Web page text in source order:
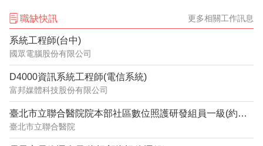
職缺快訊 更多相關工作訊息
系統工程師(台中)
國眾電腦股份有限公司
D4000資訊系統工程師(電信系統)
富邦媒體科技股份有限公司
臺北市立聯合醫院院本部社區數位照護研發組員一級(約用)管理師(系統分析設計)1150632
臺北市立聯合醫院